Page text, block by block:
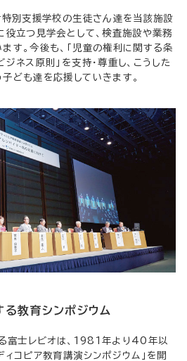
別支援学校の生徒さん達を当該施設
役立つ見学会として、検査施設や業務
す。今後も、「児童の権利に関する条
ネス原則」を支持・尊重し、こうした
ども達を応援していきます。
教育シンポジウム
富士レビオは、1981年より40年以
ィコピア教育講演シンポジウム」を開